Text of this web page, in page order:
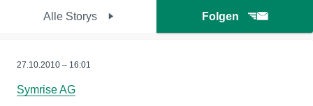
Alle Storys Folgen
27.10.2010 – 16:01
Symrise AG